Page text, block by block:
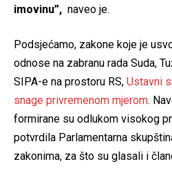
imovinu”, naveo je.
Podsjećamo, zakone koje je
odnose na zabranu rada Suda,
SIPA-e na prostoru RS, Ustavni
snage privremenom mjerom.
formirane su odlukom visokog
potvrdila Parlamentarna
zakonima, za što su glasali i